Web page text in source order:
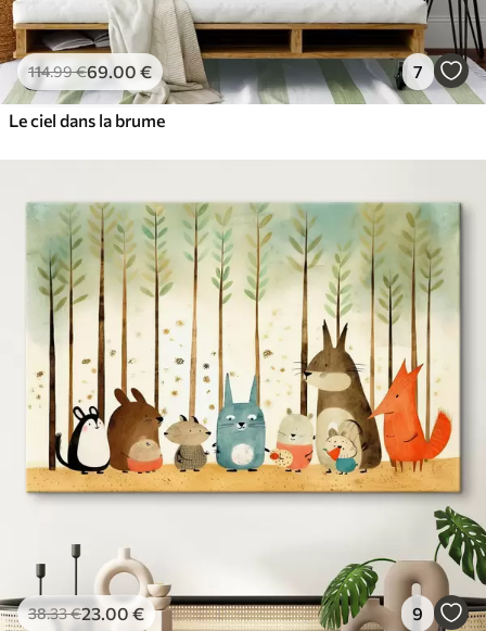
114.99€69 .00 € 7
Le ciel dans la brume
38.33€23.00 € 9